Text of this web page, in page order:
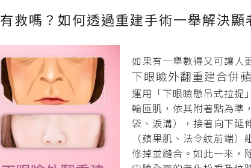
救嗎？如何透過重建手術一舉解決顯
如果有一舉數得又可讓人
下眼瞼外翻重建合併
運用「下眼瞼懸吊式拉提
輪匝肌，依其附著點為準
袋、淚溝），接著向下延
（蘋果肌、法令紋前端
修掉並縫合。如此一來，